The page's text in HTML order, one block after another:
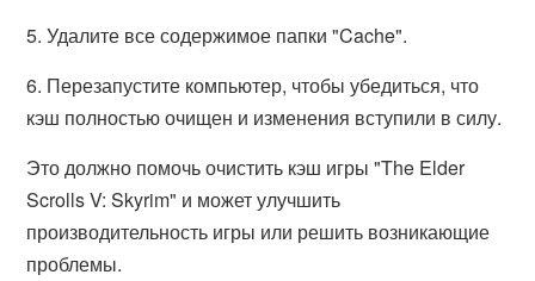
5. Удалите все содержимое папки "Cache".
6. Перезапустите компьютер, чтобы убедиться, что
кэш полностью очищен и изменения вступили в силу.
Это должно помочь очистить кэш игры "The Elder
Scrolls V: Skyrim" и может улучшить
производительность игры или решить возникающие
проблемы.